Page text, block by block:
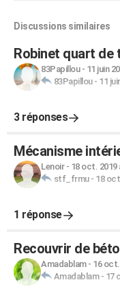
Discussions similaires
Robinet quart de
83Papillou- 11 juin
83Papillou- 11
3 réponses
Mécanisme
Lenoir- 18 oct. 2019
stf_frmu- 18
1 réponse
Recouvrir de
Amadablam- 16 oct.
Amadablam- 17